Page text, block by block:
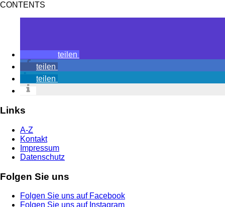
CONTENTS
teilen
teilen
teilen
Links
A-Z
Kontakt
Impressum
Datenschutz
Folgen Sie uns
Folgen Sie uns auf Facebook
Folgen Sie uns auf Instagram